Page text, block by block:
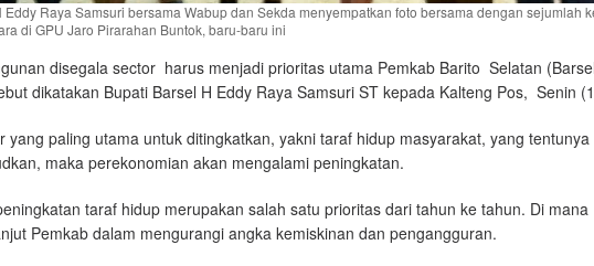
Eddy Raya Samsuri bersama Wabup dan Sekda menyempatkan foto bersama dengan sejumlah
di GPU Jaro Pirarahan Buntok, baru-baru ini
disegala sector harus menjadi prioritas utama Pemkab Barito Selatan
dikatakan Bupati Barsel H Eddy Raya Samsuri ST kepada Kalteng Pos, Senin
yang paling utama untuk ditingkatkan, yakni taraf hidup masyarakat, yang tentunya
maka perekonomian akan mengalami peningkatan.
taraf hidup merupakan salah satu prioritas dari tahun ke tahun. Di mana
Pemkab dalam mengurangi angka kemiskinan dan pengangguran.